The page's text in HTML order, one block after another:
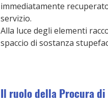
immediatamente
servizio.
Alla luce degli elementi
spaccio di sostanza
Il ruolo della Procura